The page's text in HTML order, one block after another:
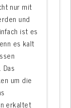
nur mit
und
ist es
es kalt
um die
erkaltet